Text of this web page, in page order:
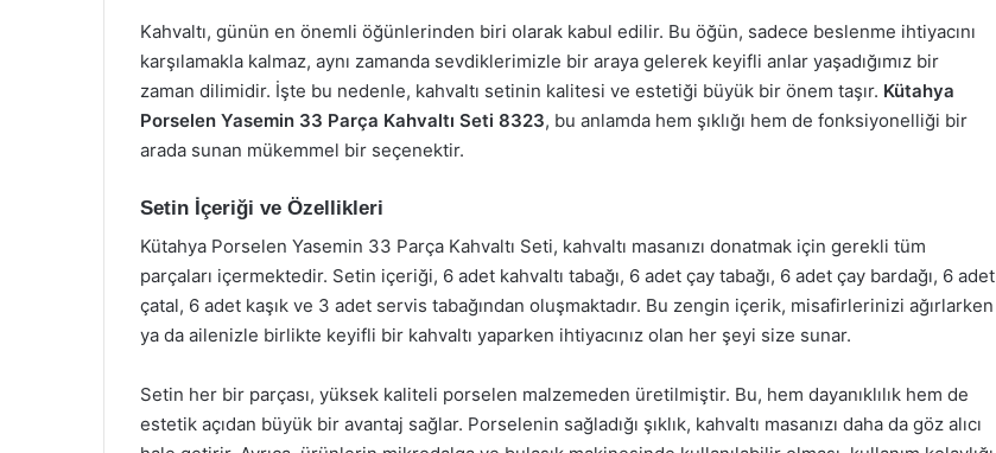
Kahvaltı, günün en önemli öğünlerinden biri olarak kabul edilir. Bu öğün, sadece beslenme ihtiyacını
karşılamakla kalmaz, aynı zamanda sevdiklerimizle bir araya gelerek keyifli anlar yaşadığımız bir
zaman dilimidir. İşte bu nedenle, kahvaltı setinin kalitesi ve estetiği büyük bir önem taşır. Kütahya
Porselen Yasemin 33 Parça Kahvaltı Seti 8323, bu anlamda hem şıklığı hem de fonksiyonelliği bir
arada sunan mükemmel bir seçenektir.
Setin İçeriği ve Özellikleri
Kütahya Porselen Yasemin 33 Parça Kahvaltı Seti, kahvaltı masanızı donatmak için gerekli tüm
parçaları içermektedir. Setin içeriği, 6 adet kahvaltı tabağı, 6 adet çay tabağı, 6 adet çay bardağı, 6 adet
çatal, 6 adet kaşık ve 3 adet servis tabağından oluşmaktadır. Bu zengin içerik, misafirlerinizi ağırlarken
ya da ailenizle birlikte keyifli bir kahvaltı yaparken ihtiyacınız olan her şeyi size sunar.
Setin her bir parçası, yüksek kaliteli porselen malzemeden üretilmiştir. Bu, hem dayanıklılık hem de
estetik açıdan büyük bir avantaj sağlar. Porselenin sağladığı şıklık, kahvaltı masanızı daha da göz alıcı